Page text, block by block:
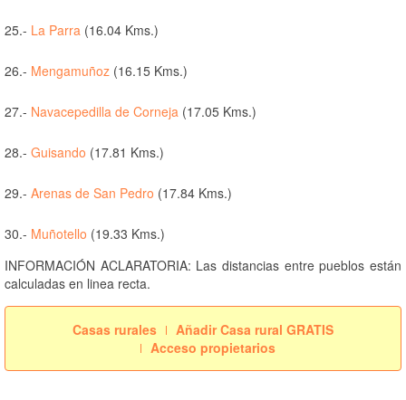
25.- La Parra (16.04 Kms.)
26.- Mengamuñoz (16.15 Kms.)
27.- Navacepedilla de Corneja (17.05 Kms.)
28.- Guisando (17.81 Kms.)
29.- Arenas de San Pedro (17.84 Kms.)
30.- Muñotello (19.33 Kms.)
INFORMACIÓN ACLARATORIA: Las distancias entre pueblos están
calculadas en linea recta.
Casas rurales
Añadir Casa rural GRATIS
Acceso propietarios